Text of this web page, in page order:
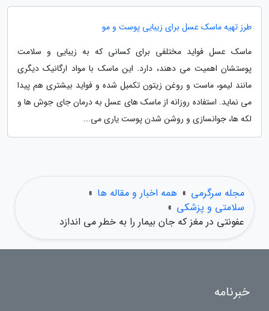
طرز تهیه ماسک عسل برای زیبایی پوست و مو
ماسک عسل فواید مختلفی برای کسانی که به زیبایی و سلامت
پوستشان اهمیت می دهند، دارد. این ماسک با مواد ارگانیک دیگری
مانند لیمو، ماست و روغن زیتون تکمیل شده و فواید بیشتری هم پیدا
می نماید. استفاده روزانه از ماسک های عسل به درمان جای جوش ها و
لکه ها، جوانسازی و روشن شدن پوست یاری می...
مجله سرگرمی » همه اخبار و مقاله ها »
سلامتی و پزشکی »
عفونتی در مغز که جان بیمار را به خطر می اندازد
خبرنامه